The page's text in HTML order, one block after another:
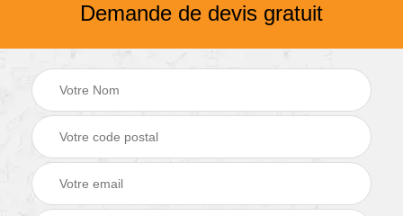
Demande de devis gratuit